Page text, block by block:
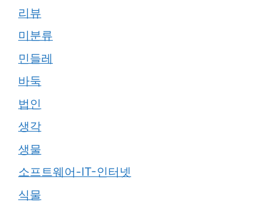
리뷰
미분류
민들레
바둑
법인
생각
생물
소프트웨어-IT-인터넷
식물